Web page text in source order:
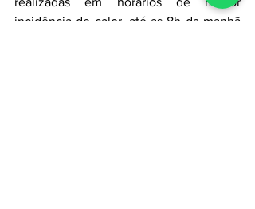
incidência de calor, até as 8h da manhã